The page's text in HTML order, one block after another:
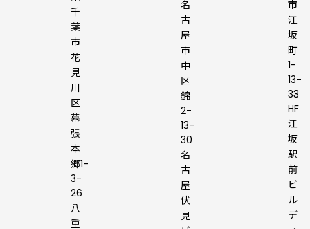
千
葉
市
花
見
川
区
幕
張
本
郷1-
3-
26
八
重
名
古
屋
市
中
区
錦
2-
13-
30
名
古
屋
伏
見
市
江
坂
町
1-
13-
33
HF
江
坂
駅
前
ビ
ル
デ